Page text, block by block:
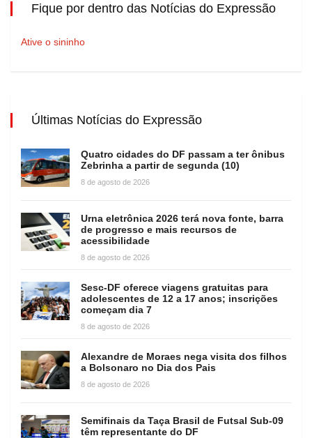
Fique por dentro das Notícias do Expressão
Ative o sininho
Últimas Notícias do Expressão
Quatro cidades do DF passam a ter ônibus
Zebrinha a partir de segunda (10)
8 de agosto de 2026
Urna eletrônica 2026 terá nova fonte, barra
de progresso e mais recursos de
acessibilidade
8 de agosto de 2026
Sesc-DF oferece viagens gratuitas para
adolescentes de 12 a 17 anos; inscrições
começam dia 7
8 de agosto de 2026
Alexandre de Moraes nega visita dos filhos
a Bolsonaro no Dia dos Pais
8 de agosto de 2026
Semifinais da Taça Brasil de Futsal Sub-09
têm representante do DF